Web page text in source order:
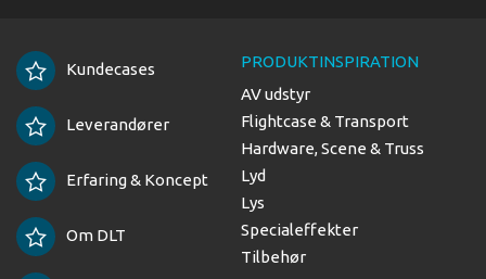
Kundecases
Leverandører
Erfaring & Koncept
Om DLT
PRODUKTINSPIRATION
AV udstyr
Flightcase & Transport
Hardware, Scene & Truss
Lyd
Lys
Specialeffekter
Tilbehør